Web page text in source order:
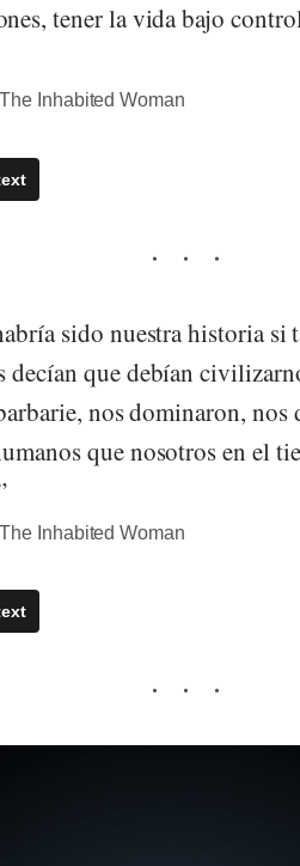
tener la vida bajo
Inhabited Woman
sido nuestra historia
decían que debían
nos dominaron, nos
que nosotros en el
Inhabited Woman